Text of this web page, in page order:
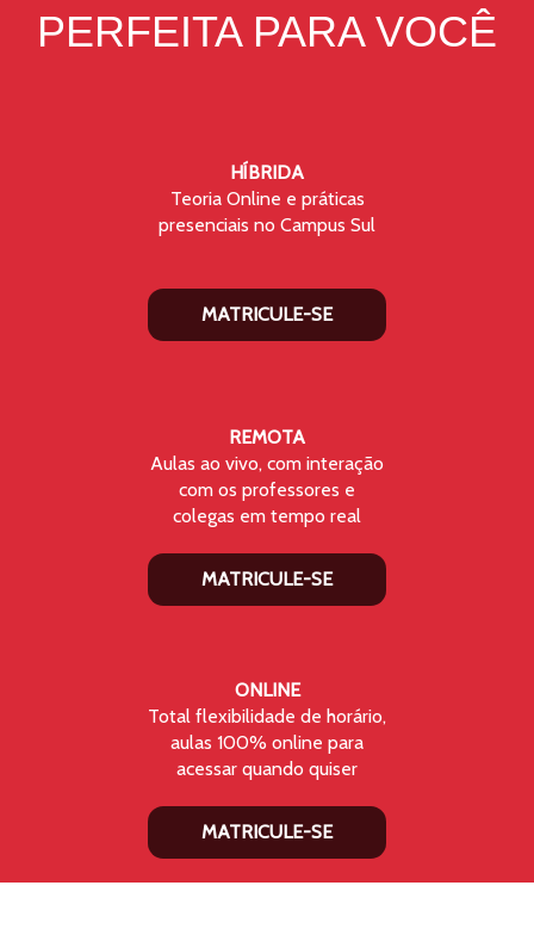
PERFEITA PARA VOCÊ
HÍBRIDA
Teoria Online e práticas
presenciais no Campus Sul
MATRICULE-SE
REMOTA
Aulas ao vivo, com interação
com os professores e
colegas em tempo real
MATRICULE-SE
ONLINE
Total flexibilidade de horário,
aulas 100% online para
acessar quando quiser
MATRICULE-SE